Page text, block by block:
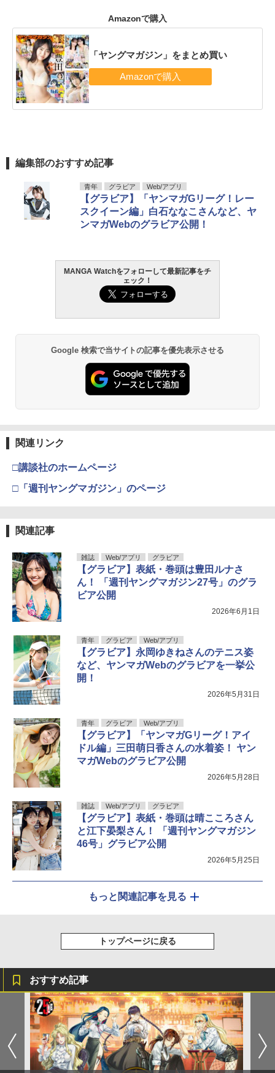
Amazonで購入
「ヤングマガジン」をまとめ買い
編集部のおすすめ記事
青年 グラビア Web/アプリ
【グラビア】「ヤンマガGリーグ！レー
スクイーン編」白石ななこさんなど、ヤ
ンマガWebのグラビア公開！
MANGA Watchをフォローして最新記事をチ
ェック！
Google 検索で当サイトの記事を優先表示させる
関連リンク
□講談社のホームページ
□「週刊ヤングマガジン」のページ
関連記事
雑誌 Web/アプリ グラビア
【グラビア】表紙・巻頭は豊田ルナさ
ん！ 「週刊ヤングマガジン27号」のグラ
ビア公開
2026年6月1日
青年 グラビア Web/アプリ
【グラビア】永岡ゆきねさんのテニス姿
など、ヤンマガWebのグラビアを一挙公
開！
2026年5月31日
青年 グラビア Web/アプリ
【グラビア】「ヤンマガGリーグ！アイ
ドル編」三田萌日香さんの水着姿！ ヤン
マガWebのグラビア公開
2026年5月28日
雑誌 Web/アプリ グラビア
【グラビア】表紙・巻頭は晴こころさん
と江下晏梨さん！ 「週刊ヤングマガジン
46号」グラビア公開
2026年5月25日
もっと関連記事を見る
トップページに戻る
おすすめ記事